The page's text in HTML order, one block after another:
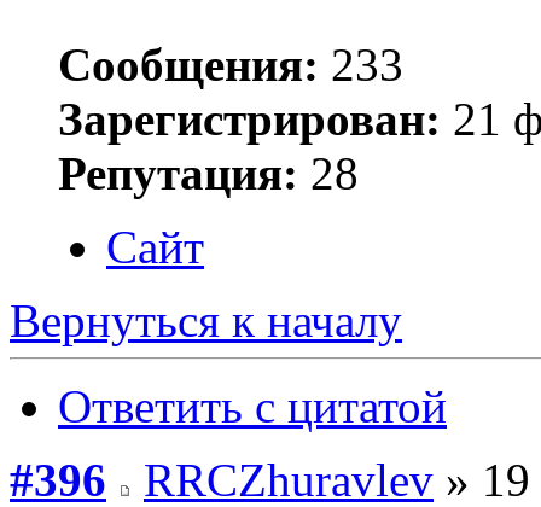
Сообщения: 233
Зарегистрирован: 21
Репутация: 28
Сайт
Вернуться к началу
Ответить с цитатой
#396
RRCZhuravlev »